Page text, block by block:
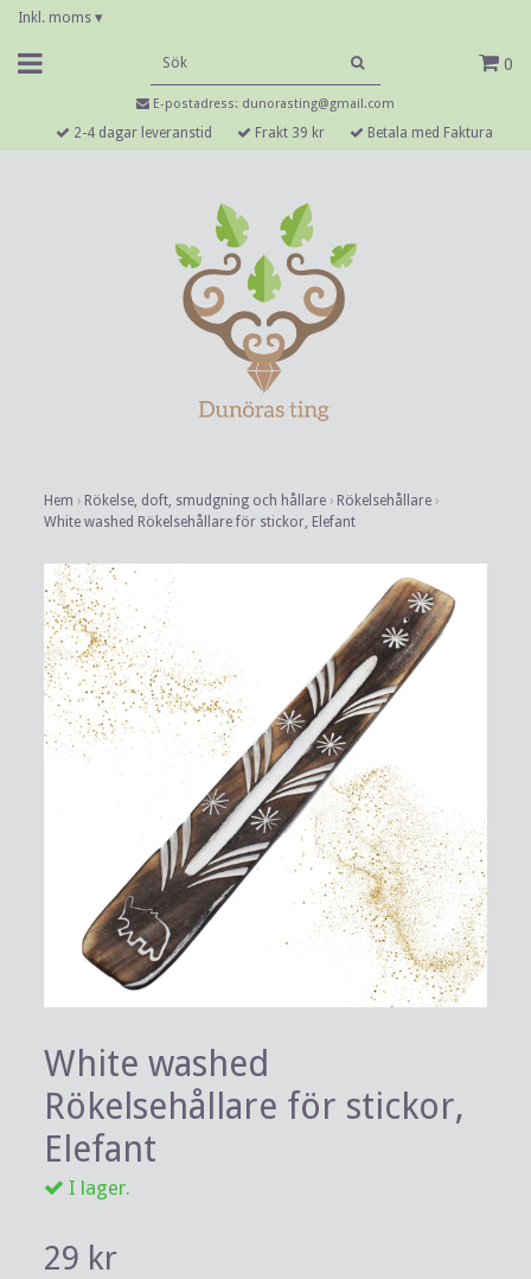
Inkl. moms ▾
0
E-postadress: dunorasting@gmail.com
2-4 dagar leveranstid Frakt 39 kr Betala med Faktura
Hem › Rökelse, doft, smudgning och hållare › Rökelsehållare ›
White washed Rökelsehållare för stickor, Elefant
White washed
Rökelsehållare för stickor,
Elefant
I lager.
29 kr